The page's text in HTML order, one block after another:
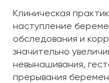
Клиническая
наступление
обследования и
значительно
невынашивания,
прерывания